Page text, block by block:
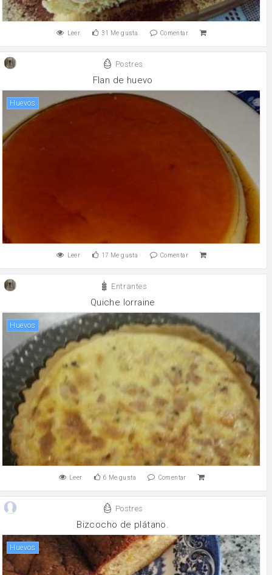
Leer 31 Me gusta Comentar
Postres
Flan de huevo
huevos
Leer 17 Me gusta Comentar
Entrantes
Quiche lorraine
huevos
Leer 6 Me gusta Comentar
Postres
Bizcocho de plátano.
huevos